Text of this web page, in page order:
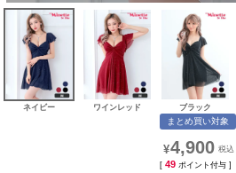
ネイビー ワインレッド ブラック
まとめ買い対象
¥4,900
[ 49 ポイント付与 ]